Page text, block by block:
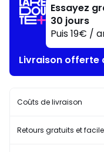
Essayez
30 jours
Puis 19€ /
Livraison offerte
Coûts de livraison
Retours gratuits et